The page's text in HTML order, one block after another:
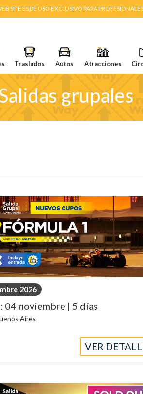
SITE ES DE USO EXCLUSIVO PARA
Traslados Autos Atracciones
grupales
2026
04 noviembre | 5 días
Aires
VER